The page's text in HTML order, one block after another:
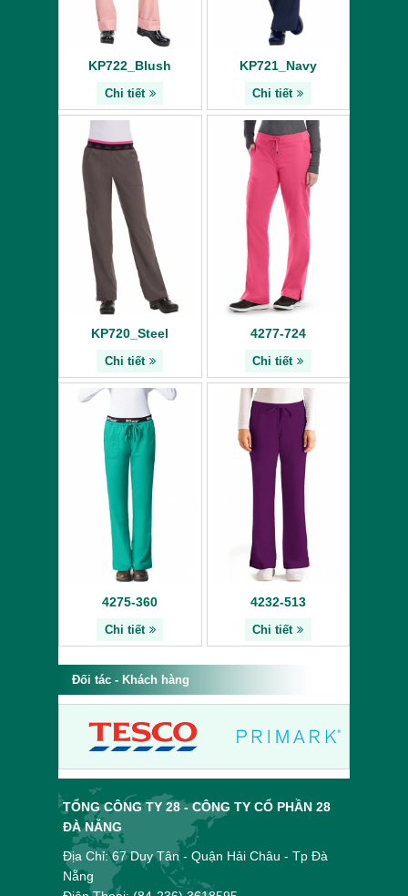
KP722_Blush
Chi tiết
KP721_Navy
Chi tiết
KP720_Steel
Chi tiết
4277-724
Chi tiết
4275-360
Chi tiết
4232-513
Chi tiết
Đối tác - Khách hàng
TỔNG CÔNG TY 28 - CÔNG TY CỔ PHẦN 28
ĐÀ NẴNG
Địa Chỉ: 67 Duy Tân - Quận Hải Châu - Tp Đà
Nẵng